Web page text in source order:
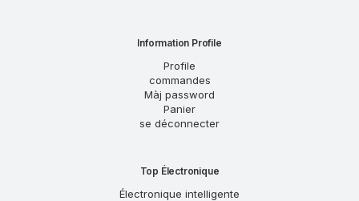
Information Profile
Profile
commandes
Màj password
Panier
se déconnecter
Top Électronique
Électronique intelligente